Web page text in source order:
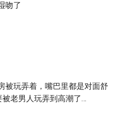
吻了
被玩弄着，嘴巴里都是对面舒
老男人玩弄到高潮了…